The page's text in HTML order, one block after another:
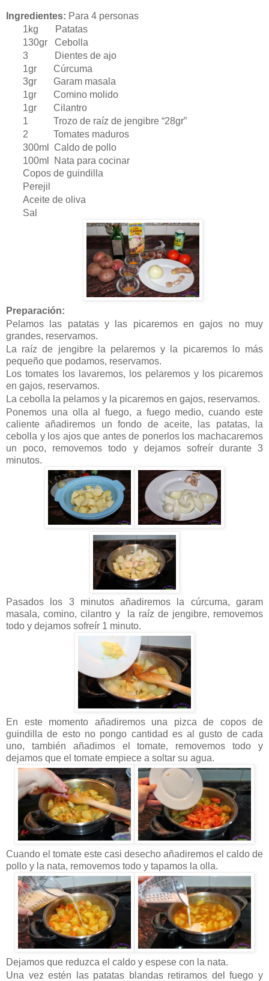
Ingredientes: Para 4 personas
1kg Patatas
130gr Cebolla
3 Dientes de ajo
1gr Cúrcuma
3gr Garam masala
1gr Comino molido
1gr Cilantro
1
Trozo de raíz de jengibre “28gr”
2
Tomates maduros
300ml Caldo de pollo
100ml Nata para cocinar
Copos de guindilla
Perejil
Aceite de oliva
Sal
Preparación:
Pelamos las patatas y las picaremos en gajos no muy
grandes, reservamos.
La raíz de jengibre la pelaremos y la picaremos lo más
pequeño que podamos, reservamos.
Los tomates los lavaremos, los pelaremos y los picaremos
en gajos, reservamos.
La cebolla la pelamos y la picaremos en gajos, reservamos.
Ponemos una olla al fuego, a fuego medio, cuando este
caliente añadiremos un fondo de aceite, las patatas, la
cebolla y los ajos que antes de ponerlos los machacaremos
un poco, removemos todo y dejamos sofreír durante 3
minutos.
Pasados los 3 minutos añadiremos la cúrcuma, garam
masala, comino, cilantro y la raíz de jengibre, removemos
todo y dejamos sofreír 1 minuto.
En este momento añadiremos una pizca de copos de
guindilla de esto no pongo cantidad es al gusto de cada
uno, también añadimos el tomate, removemos todo y
dejamos que el tomate empiece a soltar su agua.
Cuando el tomate este casi desecho añadiremos el caldo de
pollo y la nata, removemos todo y tapamos la olla.
Dejamos que reduzca el caldo y espese con la nata.
Una vez estén las patatas blandas retiramos del fuego y